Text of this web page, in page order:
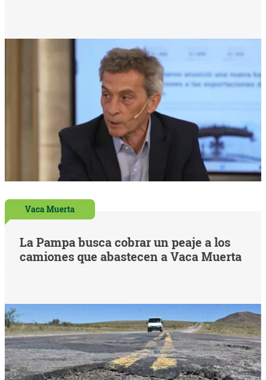
Vaca Muerta
La Pampa busca cobrar un peaje a los
camiones que abastecen a Vaca Muerta